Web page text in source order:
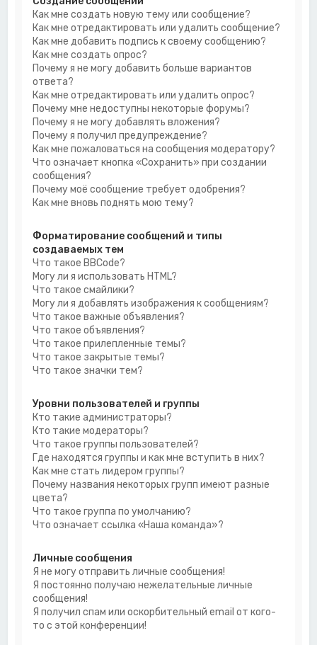
Как мне создать новую тему или сообщение?
Как мне отредактировать или удалить сообщение?
Как мне добавить подпись к своему сообщению?
Как мне создать опрос?
Почему я не могу добавить больше вариантов
ответа?
Как мне отредактировать или удалить опрос?
Почему мне недоступны некоторые форумы?
Почему я не могу добавлять вложения?
Почему я получил предупреждение?
Как мне пожаловаться на сообщения модератору?
Что означает кнопка «Сохранить» при создании
сообщения?
Почему моё сообщение требует одобрения?
Как мне вновь поднять мою тему?
Форматирование сообщений и типы
создаваемых тем
Что такое BBCode?
Могу ли я использовать HTML?
Что такое смайлики?
Могу ли я добавлять изображения к сообщениям?
Что такое важные объявления?
Что такое объявления?
Что такое прилепленные темы?
Что такое закрытые темы?
Что такое значки тем?
Уровни пользователей и группы
Кто такие администраторы?
Кто такие модераторы?
Что такое группы пользователей?
Где находятся группы и как мне вступить в них?
Как мне стать лидером группы?
Почему названия некоторых групп имеют разные
цвета?
Что такое группа по умолчанию?
Что означает ссылка «Наша команда»?
Личные сообщения
Я не могу отправить личные сообщения!
Я постоянно получаю нежелательные личные
сообщения!
Я получил спам или оскорбительный email от кого-
то с этой конференции!